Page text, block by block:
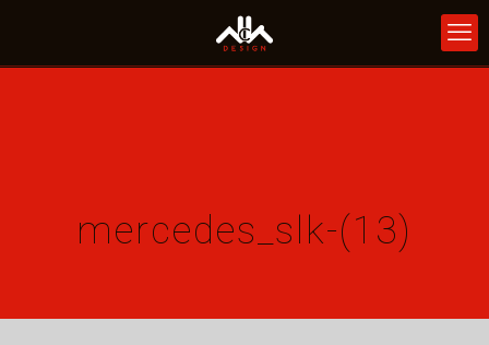
mercedes_slk-(13)